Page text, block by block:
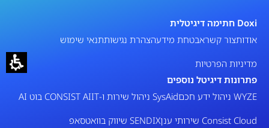
Doxi חתימה דיגיטלית
אודותצור קשראבטחת מידעהצהרת נגישותתנאי שימוש
מדיניות הפרטיות
פתרונות דיגיטל נוספים
WYZE ניהול ידע חכם
SysAid ניהול שירות ו-IT
CONSIST AI בוט AI
Consist Cloud שירותי ענן
SENDIX שיווק בוואטסאפ